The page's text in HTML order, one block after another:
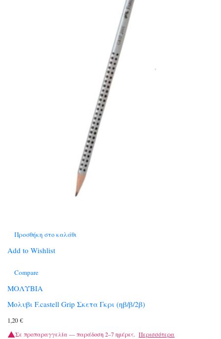
Προσθήκη στο καλάθι
Add to Wishlist
Compare
ΜΟΛΥΒΙΑ
Μολυβι F.castell Grip Σκετα Γκρι (ηβ/β/2β)
1,20 €
Σε προπαραγγελία — παράδοση 2–7 ημέρες. Περισσότερα